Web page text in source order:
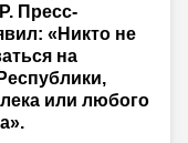
Пресс-
«Никто не
на
или любого